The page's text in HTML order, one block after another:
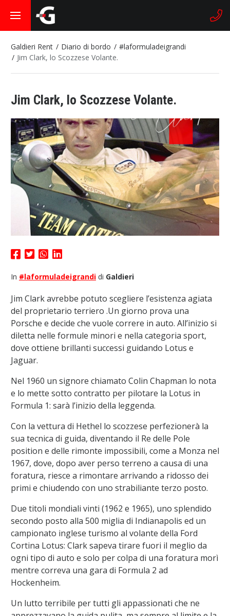
Galdieri Rent Diario di bordo
#laformuladeigrandi
Jim Clark, lo Scozzese Volante.
Jim Clark, lo Scozzese Volante.
In #laformuladeigrandidi Galdieri
Jim Clark avrebbe potuto scegliere l’esistenza agiata
del proprietario terriero .Un giorno prova una
Porsche e decide che vuole correre in auto. All’inizio si
diletta nelle formule minori e nella categoria sport,
dove ottiene brillanti successi guidando Lotus e
Jaguar.
Nel 1960 un signore chiamato Colin Chapman lo nota
e lo mette sotto contratto per pilotare la Lotus in
Formula 1: sarà l’inizio della leggenda.
Con la vettura di Hethel lo scozzese perfezionerà la
sua tecnica di guida, diventando il Re delle Pole
position e delle rimonte impossibili, come a Monza nel
1967, dove, dopo aver perso terreno a causa di una
foratura, riesce a rimontare arrivando a ridosso dei
primi e chiudendo con uno strabiliante terzo posto.
Due titoli mondiali vinti (1962 e 1965), uno splendido
secondo posto alla 500 miglia di Indianapolis ed un
campionato inglese turismo al volante della Ford
Cortina Lotus: Clark sapeva tirare fuori il meglio da
ogni tipo di auto e solo per colpa di una foratura morì
mentre correva una gara di Formula 2 ad
Hockenheim.
Un lutto terribile per tutti gli appassionati che ne